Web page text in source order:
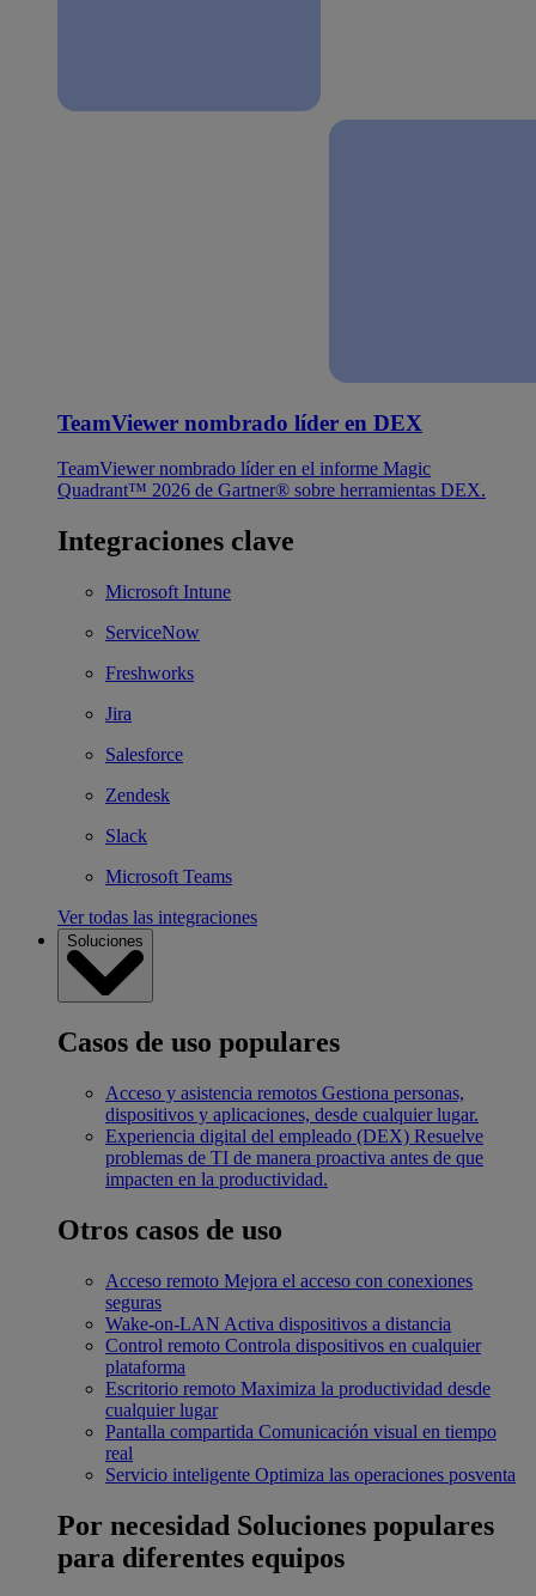
TeamViewer nombrado líder en DEX
TeamViewer nombrado líder en el informe Magic
Quadrant™ 2026 de Gartner® sobre herramientas DEX.
Integraciones clave
Microsoft Intune
ServiceNow
Freshworks
Jira
Salesforce
Zendesk
Slack
Microsoft Teams
Ver todas las integraciones
Soluciones
Casos de uso populares
Acceso y asistencia remotos Gestiona personas,
dispositivos y aplicaciones, desde cualquier lugar.
Experiencia digital del empleado (DEX) Resuelve
problemas de TI de manera proactiva antes de que
impacten en la productividad.
Otros casos de uso
Acceso remoto Mejora el acceso con conexiones
seguras
Wake-on-LAN Activa dispositivos a distancia
Control remoto Controla dispositivos en cualquier
plataforma
Escritorio remoto Maximiza la productividad desde
cualquier lugar
Pantalla compartida Comunicación visual en tiempo
real
Servicio inteligente Optimiza las operaciones posventa
Por necesidad Soluciones populares
para diferentes equipos